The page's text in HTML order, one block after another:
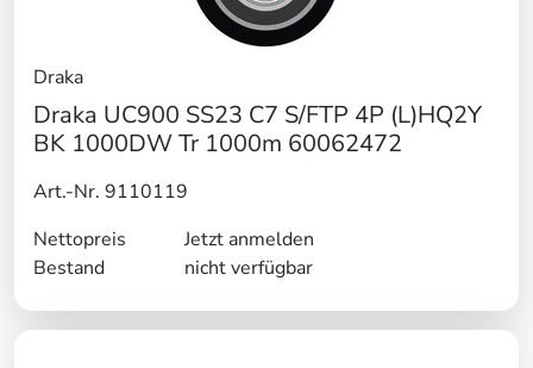
Draka
Draka UC900 SS23 C7 S/FTP 4P (L)HQ2Y
BK 1000DW Tr 1000m 60062472
Art.-Nr. 9110119
Nettopreis
Jetzt anmelden
Bestand
nicht verfügbar